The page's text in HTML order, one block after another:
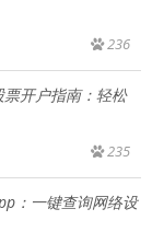
236
开户指南：轻松
235
：一键查询网络设